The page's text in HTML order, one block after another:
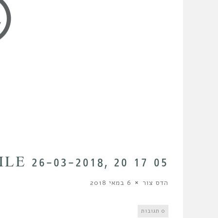
26-03-2018, 20 17 05
הדס צור 6 במאי 2018
0 תגובות